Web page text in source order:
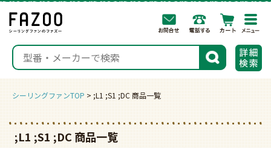
検索
シーリングファンTOP ;L1 ;S1 ;DC 商品一覧
;L1 ;S1 ;DC 商品一覧